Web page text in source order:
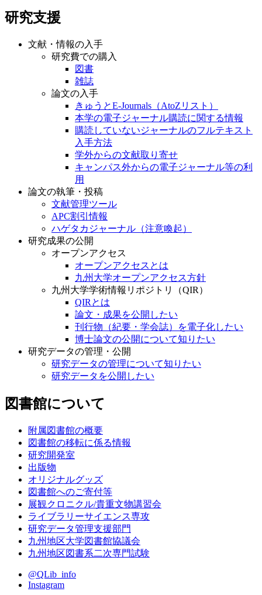
研究支援
文献・情報の入手
研究費での購入
図書
雑誌
論文の入手
きゅうとE-Journals（AtoZリスト）
本学の電子ジャーナル購読に関する情報
購読していないジャーナルのフルテキスト
入手方法
学外からの文献取り寄せ
キャンパス外からの電子ジャーナル等の利
用
論文の執筆・投稿
文献管理ツール
APC割引情報
ハゲタカジャーナル（注意喚起）
研究成果の公開
オープンアクセス
オープンアクセスとは
九州大学オープンアクセス方針
九州大学学術情報リポジトリ（QIR）
QIRとは
論文・成果を公開したい
刊行物（紀要・学会誌）を電子化したい
博士論文の公開について知りたい
研究データの管理・公開
研究データの管理について知りたい
研究データを公開したい
図書館について
附属図書館の概要
図書館の移転に係る情報
研究開発室
出版物
オリジナルグッズ
図書館へのご寄付等
展観クロニクル/貴重文物講習会
ライブラリーサイエンス専攻
研究データ管理支援部門
九州地区大学図書館協議会
九州地区図書系二次専門試験
@QLib_info
Instagram